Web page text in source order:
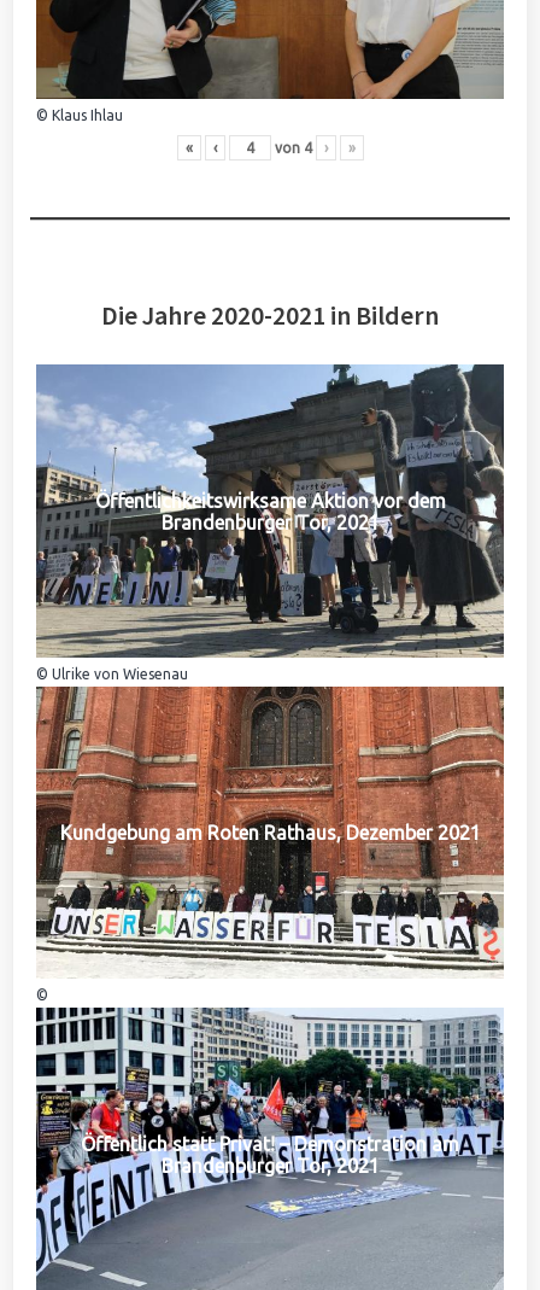
© Klaus Ihlau
« ‹ von 4 › »
Die Jahre 2020-2021 in Bildern
Öffentlichkeitswirksame Aktion vor dem
Brandenburger Tor, 2021
© Ulrike von Wiesenau
Kundgebung am Roten Rathaus, Dezember 2021
©
Öffentlich statt Privat! – Demonstration am
Brandenburger Tor, 2021